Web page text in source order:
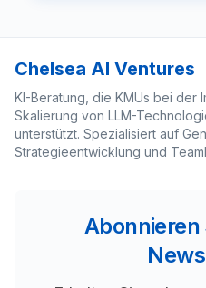
Chelsea AI Ventures
KI-Beratung, die KMUs bei der
Skalierung von LLM-
unterstützt. Spezialisiert auf
Strategieentwicklung und
Abonnieren